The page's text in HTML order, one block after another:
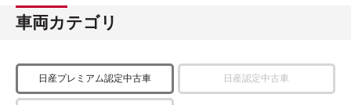
車両カテゴリ
日産プレミアム認定中古車 日産認定中古車